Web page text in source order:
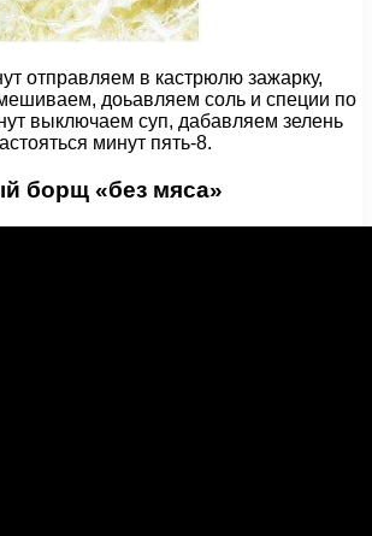
отправляем в кастрюлю зажарку,
доьавляем соль и специи по
выключаем суп, дабавляем зелень
минут пять-8.
борщ «без мяса»